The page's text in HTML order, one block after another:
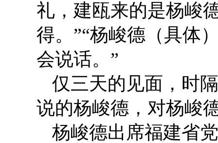
礼，建瓯来的是杨峻
得。”“杨峻德（具体
会说话。”
仅三天的见面，时
说的杨峻德，对杨峻
杨峻德出席福建省